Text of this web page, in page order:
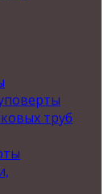
труб